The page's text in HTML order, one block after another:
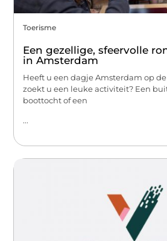
Toerisme
Een gezellige, sfeervolle
in Amsterdam
Heeft u een dagje Amsterdam op
zoekt u een leuke activiteit? Een
boottocht of een
...